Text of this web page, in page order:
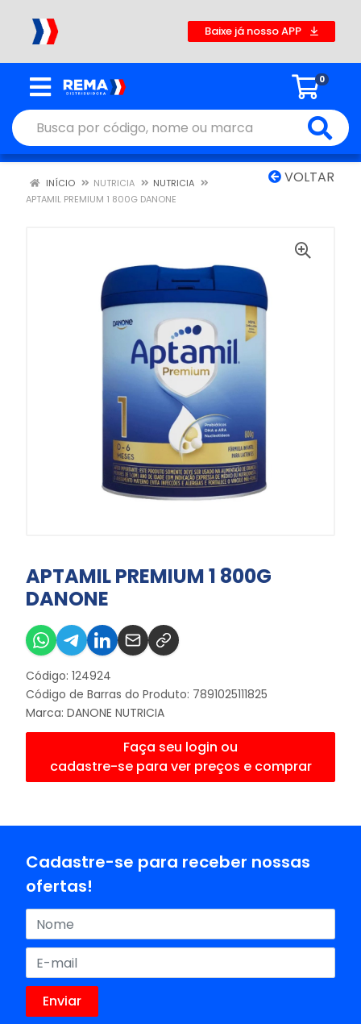
Baixe já nosso APP
0
VOLTAR
INÍCIO NUTRICIA
NUTRICIA
APTAMIL PREMIUM 1 800G DANONE
APTAMIL PREMIUM 1 800G
DANONE
Código: 124924
Código de Barras do Produto: 7891025111825
Marca: DANONE NUTRICIA
Faça seu login ou
cadastre-se para ver preços e comprar
Cadastre-se para receber nossas
ofertas!